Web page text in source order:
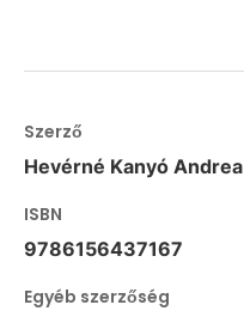
Szerző
Hevérné Kanyó Andrea
ISBN
9786156437167
Egyéb szerzőség